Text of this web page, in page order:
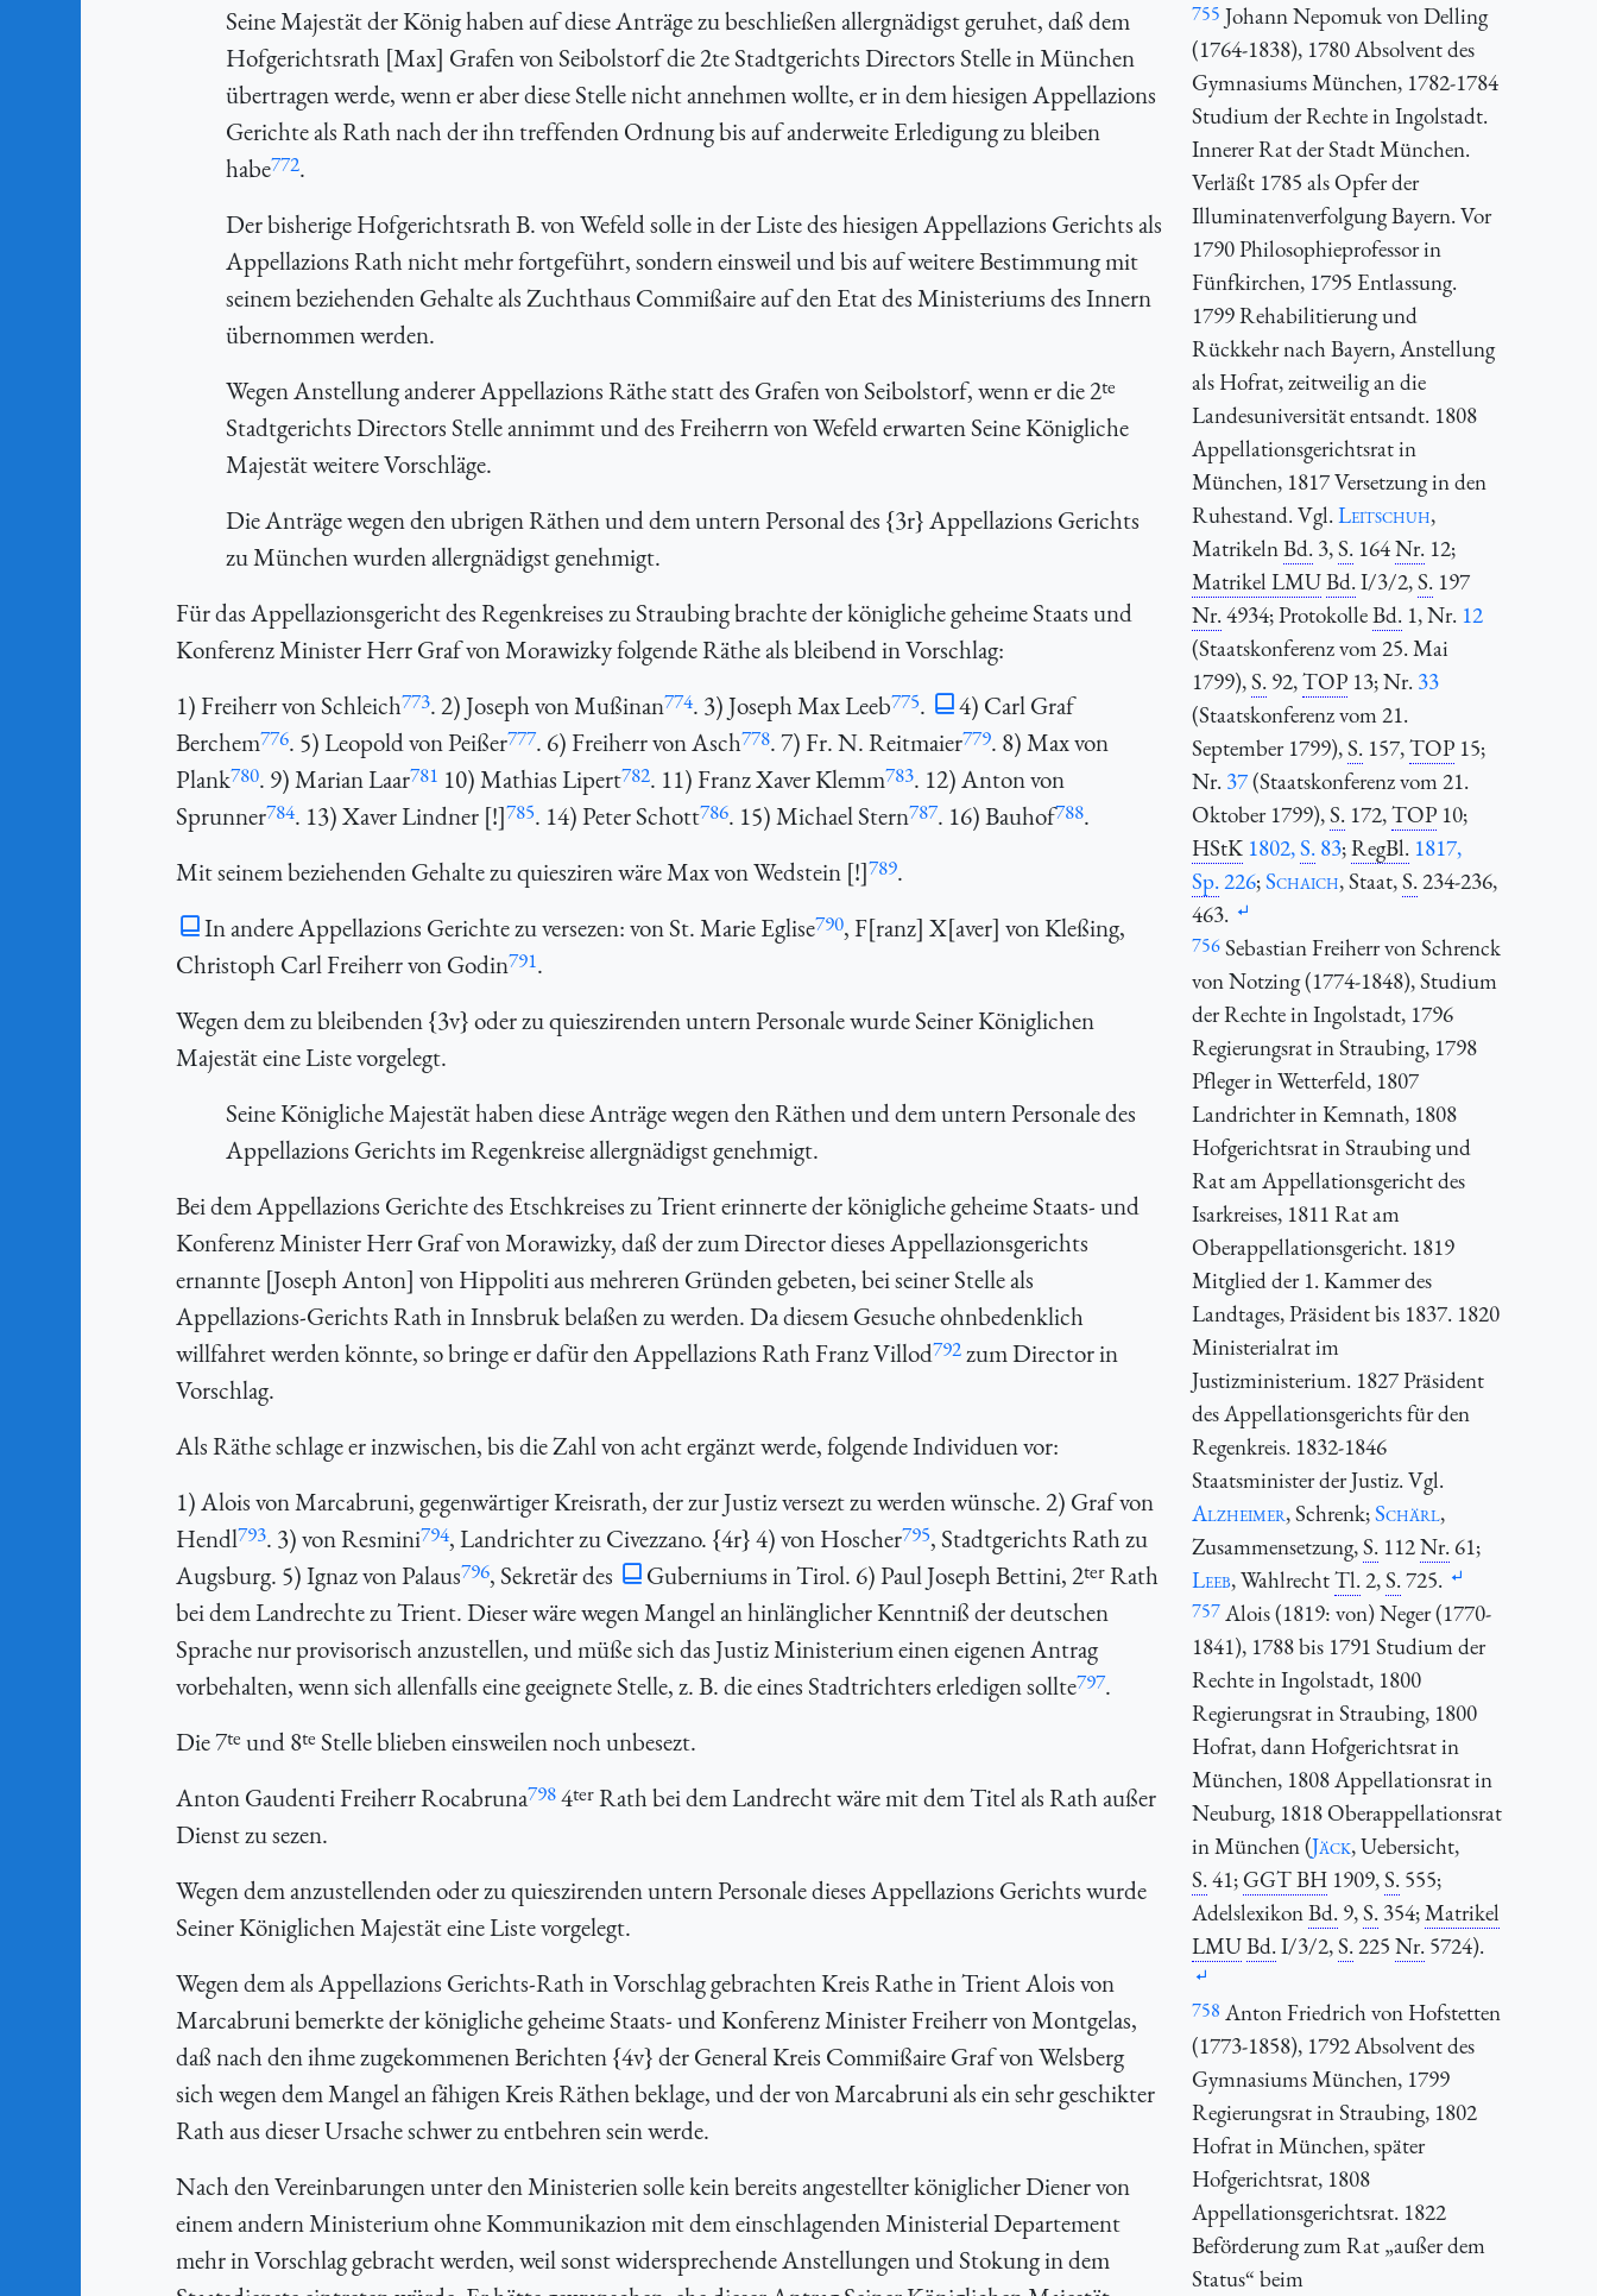
Seine Majestät der König haben auf diese Anträge zu beschließen allergnädigst geruhet, daß dem
Hofgerichtsrath [Max] Grafen von Seibolstorf die 2te Stadtgerichts Directors Stelle in München
übertragen werde, wenn er aber diese Stelle nicht annehmen wollte, er in dem hiesigen Appellazions
Gerichte als Rath nach der ihn treffenden Ordnung bis auf anderweite Erledigung zu bleiben
habe772.
Der bisherige Hofgerichtsrath B. von Wefeld solle in der Liste des hiesigen Appellazions Gerichts als
Appellazions Rath nicht mehr fortgeführt, sondern einsweil und bis auf weitere Bestimmung mit
seinem beziehenden Gehalte als Zuchthaus Commißaire auf den Etat des Ministeriums des Innern
übernommen werden.
Wegen Anstellung anderer Appellazions Räthe statt des Grafen von Seibolstorf, wenn er die 2te
Stadtgerichts Directors Stelle annimmt und des Freiherrn von Wefeld erwarten Seine Königliche
Majestät weitere Vorschläge.
Die Anträge wegen den ubrigen Räthen und dem untern Personal des {3r} Appellazions Gerichts
zu München wurden allergnädigst genehmigt.
Für das Appellazionsgericht des Regenkreises zu Straubing brachte der königliche geheime Staats und
Konferenz Minister Herr Graf von Morawizky folgende Räthe als bleibend in Vorschlag:
1) Freiherr von Schleich773. 2) Joseph von Mußinan774. 3) Joseph Max Leeb775.
4) Carl Graf
Berchem776. 5) Leopold von Peißer777. 6) Freiherr von Asch778. 7) Fr. N. Reitmaier779. 8) Max von
Plank780. 9) Marian Laar781 10) Mathias Lipert782. 11) Franz Xaver Klemm783. 12) Anton von
Sprunner784. 13) Xaver Lindner [!]785. 14) Peter Schott786. 15) Michael Stern787. 16) Bauhof788.
Mit seinem beziehenden Gehalte zu quiesziren wäre Max von Wedstein [!]789.
In andere Appellazions Gerichte zu versezen: von St. Marie Eglise790, F[ranz] X[aver] von Kleßing,
Christoph Carl Freiherr von Godin791.
Wegen dem zu bleibenden {3v} oder zu quieszirenden untern Personale wurde Seiner Königlichen
Majestät eine Liste vorgelegt.
Seine Königliche Majestät haben diese Anträge wegen den Räthen und dem untern Personale des
Appellazions Gerichts im Regenkreise allergnädigst genehmigt.
Bei dem Appellazions Gerichte des Etschkreises zu Trient erinnerte der königliche geheime Staats- und
Konferenz Minister Herr Graf von Morawizky, daß der zum Director dieses Appellazionsgerichts
ernannte [Joseph Anton] von Hippoliti aus mehreren Gründen gebeten, bei seiner Stelle als
Appellazions-Gerichts Rath in Innsbruk belaßen zu werden. Da diesem Gesuche ohnbedenklich
willfahret werden könnte, so bringe er dafür den Appellazions Rath Franz Villod792zum Director in
Vorschlag.
Als Räthe schlage er inzwischen, bis die Zahl von acht ergänzt werde, folgende Individuen vor:
1) Alois von Marcabruni, gegenwärtiger Kreisrath, der zur Justiz versezt zu werden wünsche. 2) Graf von
Hendl793. 3) von Resmini794, Landrichter zu Civezzano. {4r} 4) von Hoscher795, Stadtgerichts Rath zu
Augsburg. 5) Ignaz von Palaus796, Sekretär des Guberniums in Tirol. 6) Paul Joseph Bettini, 2terRath
bei dem Landrechte zu Trient. Dieser wäre wegen Mangel an hinlänglicher Kenntniß der deutschen
Sprache nur provisorisch anzustellen, und müße sich das Justiz Ministerium einen eigenen Antrag
vorbehalten, wenn sich allenfalls eine geeignete Stelle, z. B. die eines Stadtrichters erledigen sollte797.
Die 7te und 8te Stelle blieben einsweilen noch unbesezt.
Anton Gaudenti Freiherr Rocabruna7984terRath bei dem Landrecht wäre mit dem Titel als Rath außer
Dienst zu sezen.
Wegen dem anzustellenden oder zu quieszirenden untern Personale dieses Appellazions Gerichts wurde
Seiner Königlichen Majestät eine Liste vorgelegt.
Wegen dem als Appellazions Gerichts-Rath in Vorschlag gebrachten Kreis Rathe in Trient Alois von
Marcabruni bemerkte der königliche geheime Staats- und Konferenz Minister Freiherr von Montgelas,
daß nach den ihme zugekommenen Berichten {4v} der General Kreis Commißaire Graf von Welsberg
sich wegen dem Mangel an fähigen Kreis Räthen beklage, und der von Marcabruni als ein sehr geschikter
Rath aus dieser Ursache schwer zu entbehren sein werde.
Nach den Vereinbarungen unter den Ministerien solle kein bereits angestellter königlicher Diener von
einem andern Ministerium ohne Kommunikazion mit dem einschlagenden Ministerial Departement
mehr in Vorschlag gebracht werden, weil sonst widersprechende Anstellungen und Stokung in dem
755 Johann Nepomuk von Delling
(1764-1838), 1780 Absolvent des
Gymnasiums München, 1782-1784
Studium der Rechte in Ingolstadt.
Innerer Rat der Stadt München.
Verläßt 1785 als Opfer der
Illuminatenverfolgung Bayern. Vor
1790 Philosophieprofessor in
Fünfkirchen, 1795 Entlassung.
1799 Rehabilitierung und
Rückkehr nach Bayern, Anstellung
als Hofrat, zeitweilig an die
Landesuniversität entsandt. 1808
Appellationsgerichtsrat in
München, 1817 Versetzung in den
Ruhestand. Vgl.Leitschuh,
MatrikelnBd. 3,S. 164Nr. 12;
Matrikel LMUBd.I/3/2,S. 197
Nr.4934; ProtokolleBd. 1, Nr. 12
(Staatskonferenz vom 25. Mai
1799),S. 92,TOP 13; Nr. 33
(Staatskonferenz vom 21.
September 1799),S. 157,TOP 15;
Nr. 37(Staatskonferenz vom 21.
Oktober 1799),S. 172,TOP 10;
HStK 1802,S. 83;RegBl. 1817,
Sp.226;Schaich, Staat,S.234-236,
463.
756Sebastian Freiherr von Schrenck
von Notzing (1774-1848), Studium
der Rechte in Ingolstadt, 1796
Regierungsrat in Straubing, 1798
Pfleger in Wetterfeld, 1807
Landrichter in Kemnath, 1808
Hofgerichtsrat in Straubing und
Rat am Appellationsgericht des
Isarkreises, 1811 Rat am
Oberappellationsgericht. 1819
Mitglied der 1. Kammer des
Landtages, Präsident bis 1837. 1820
Ministerialrat im
Justizministerium. 1827 Präsident
des Appellationsgerichts für den
Regenkreis. 1832-1846
Staatsminister der Justiz. Vgl.
Alzheimer, Schrenk;Schärl,
Zusammensetzung,S. 112Nr. 61;
Leeb, WahlrechtTl.2,S.725.
757Alois (1819: von) Neger (1770-
1841), 1788 bis 1791 Studium der
Rechte in Ingolstadt, 1800
Regierungsrat in Straubing, 1800
Hofrat, dann Hofgerichtsrat in
München, 1808 Appellationsrat in
Neuburg, 1818 Oberappellationsrat
in München (Jäck, Uebersicht,
S.41;GGT BH 1909,S. 555;
AdelslexikonBd. 9,S. 354;Matrikel
LMUBd.I/3/2,S.225 Nr. 5724).
758 Anton Friedrich von Hofstetten
(1773-1858), 1792 Absolvent des
Gymnasiums München, 1799
Regierungsrat in Straubing, 1802
Hofrat in München, später
Hofgerichtsrat, 1808
Appellationsgerichtsrat. 1822
Beförderung zum Rat „außer dem
Status“ beim